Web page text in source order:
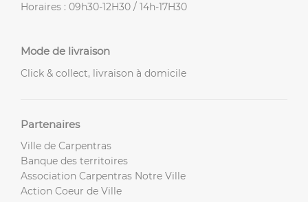
Horaires : 09h30-12H30 / 14h-17H30
Mode de livraison
Click & collect, livraison à domicile
Partenaires
Ville de Carpentras
Banque des territoires
Association Carpentras Notre Ville
Action Coeur de Ville